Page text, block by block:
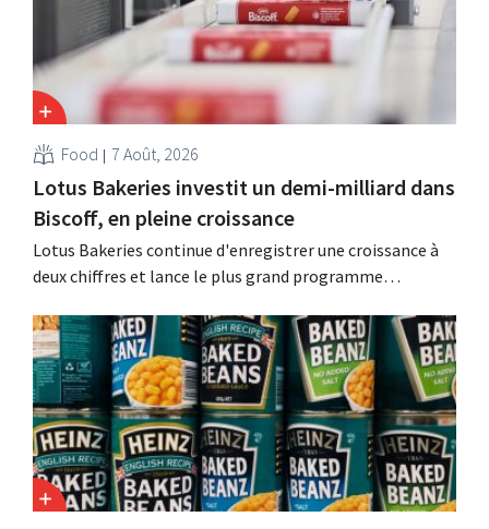
Food 7 Août, 2026
Lotus Bakeries investit un demi-milliard dans
Biscoff, en pleine croissance
Lotus Bakeries continue d'enregistrer une croissance à
deux chiffres et lance le plus grand programme
capacité de production de Biscoff : « Nous devons saisir
cette opportunité ».